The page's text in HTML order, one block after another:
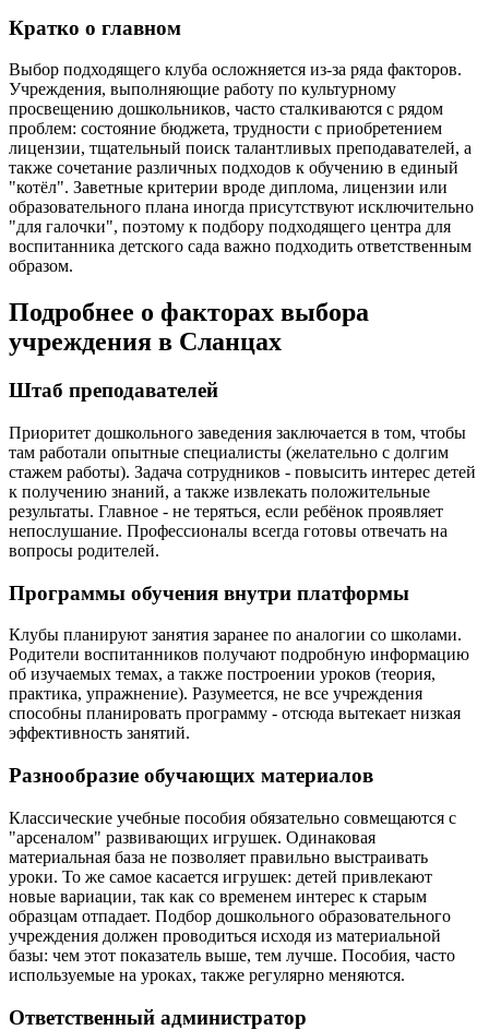
Кратко о главном
Выбор подходящего клуба осложняется из-за ряда факторов.
Учреждения, выполняющие работу по культурному
просвещению дошкольников, часто сталкиваются с рядом
проблем: состояние бюджета, трудности с приобретением
лицензии, тщательный поиск талантливых преподавателей, а
также сочетание различных подходов к обучению в единый
"котёл". Заветные критерии вроде диплома, лицензии или
образовательного плана иногда присутствуют исключительно
"для галочки", поэтому к подбору подходящего центра для
воспитанника детского сада важно подходить ответственным
образом.
Подробнее о факторах выбора
учреждения в Сланцах
Штаб преподавателей
Приоритет дошкольного заведения заключается в том, чтобы
там работали опытные специалисты (желательно с долгим
стажем работы). Задача сотрудников - повысить интерес детей
к получению знаний, а также извлекать положительные
результаты. Главное - не теряться, если ребёнок проявляет
непослушание. Профессионалы всегда готовы отвечать на
вопросы родителей.
Программы обучения внутри платформы
Клубы планируют занятия заранее по аналогии со школами.
Родители воспитанников получают подробную информацию
об изучаемых темах, а также построении уроков (теория,
практика, упражнение). Разумеется, не все учреждения
способны планировать программу - отсюда вытекает низкая
эффективность занятий.
Разнообразие обучающих материалов
Классические учебные пособия обязательно совмещаются с
"арсеналом" развивающих игрушек. Одинаковая
материальная база не позволяет правильно выстраивать
уроки. То же самое касается игрушек: детей привлекают
новые вариации, так как со временем интерес к старым
образцам отпадает. Подбор дошкольного образовательного
учреждения должен проводиться исходя из материальной
базы: чем этот показатель выше, тем лучше. Пособия, часто
используемые на уроках, также регулярно меняются.
Ответственный администратор